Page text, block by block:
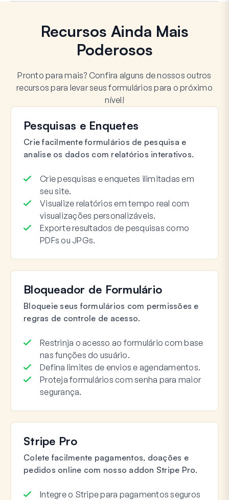
Recursos Ainda Mais
Poderosos
Pronto para mais? Confira alguns de nossos outros
recursos para levar seus formulários para o próximo
nível!
Pesquisas e Enquetes
Crie facilmente formulários de pesquisa e
analise os dados com relatórios interativos.
Crie pesquisas e enquetes ilimitadas em
seu site.
Visualize relatórios em tempo real com
visualizações personalizáveis.
Exporte resultados de pesquisas como
PDFs ou JPGs.
Bloqueador de Formulário
Bloqueie seus formulários com permissões e
regras de controle de acesso.
Restrinja o acesso ao formulário com base
nas funções do usuário.
Defina limites de envios e agendamentos.
Proteja formulários com senha para maior
segurança.
Stripe Pro
Colete facilmente pagamentos, doações e
pedidos online com nosso addon Stripe Pro.
Integre o Stripe para pagamentos seguros